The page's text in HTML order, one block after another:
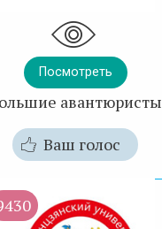
Посмотреть
авантюристы
Ваш голос